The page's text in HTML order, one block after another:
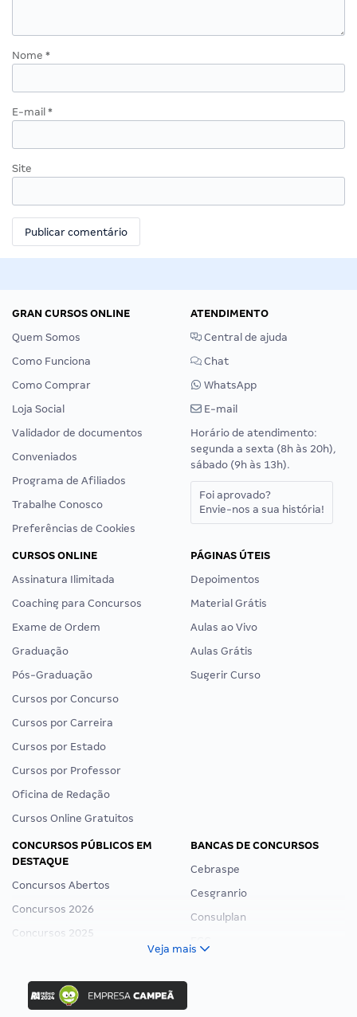
Nome *
E-mail *
Site
GRAN CURSOS ONLINE
Quem Somos
Como Funciona
Como Comprar
Loja Social
Validador de documentos
Conveniados
Programa de Afiliados
Trabalhe Conosco
Preferências de Cookies
ATENDIMENTO
Central de ajuda
Chat
WhatsApp
E-mail
Horário de atendimento:
segunda a sexta (8h às 20h),
sábado (9h às 13h).
Foi aprovado?
Envie-nos a sua história!
CURSOS ONLINE
Assinatura Ilimitada
Coaching para Concursos
Exame de Ordem
Graduação
Pós-Graduação
Cursos por Concurso
Cursos por Carreira
Cursos por Estado
Cursos por Professor
Oficina de Redação
Cursos Online Gratuitos
PÁGINAS ÚTEIS
Depoimentos
Material Grátis
Aulas ao Vivo
Aulas Grátis
Sugerir Curso
CONCURSOS PÚBLICOS EM
DESTAQUE
Concursos Abertos
Concursos 2026
Concursos 2025
Concurso Ibama
Concurso MPU
BANCAS DE CONCURSOS
Cebraspe
Cesgranrio
Consulplan
Veja mais